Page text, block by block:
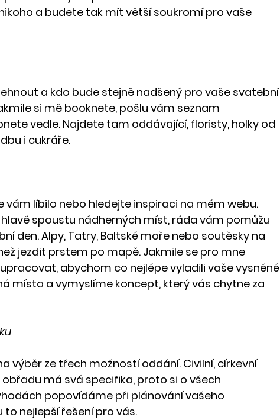
a budete tak mít větší soukromí pro vaše
a kdo bude stejně nadšený pro vaše svatební
si mě booknete, pošlu vám seznam
vedle. Najdete tam oddávající, floristy, holky od
i cukráře.
vám líbilo nebo hledejte inspiraci na mém webu.
spoustu nádherných míst, ráda vám pomůžu
den. Alpy, Tatry, Baltské moře nebo soutěsky na
jezdit prstem po mapě. Jakmile se pro mne
abychom co nejlépe vyladili vaše vysněné
místa a vymyslíme koncept, který vás chytne za
výběr ze třech možností oddání. Civilní, církevní
má svá specifika, proto si o všech
popovídáme při plánování vašeho
nejlepší řešení pro vás.